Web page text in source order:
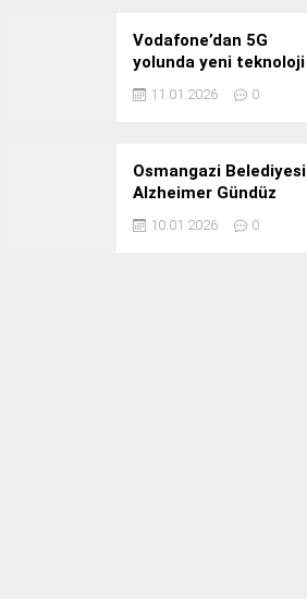
Vodafone’dan 5G
yolunda yeni teknoloji
yatırımı
11.01.2026 0
Osmangazi Belediyesi
Alzheimer Gündüz
Bakım Evi 3. Yılını
Kutladı
10.01.2026 0